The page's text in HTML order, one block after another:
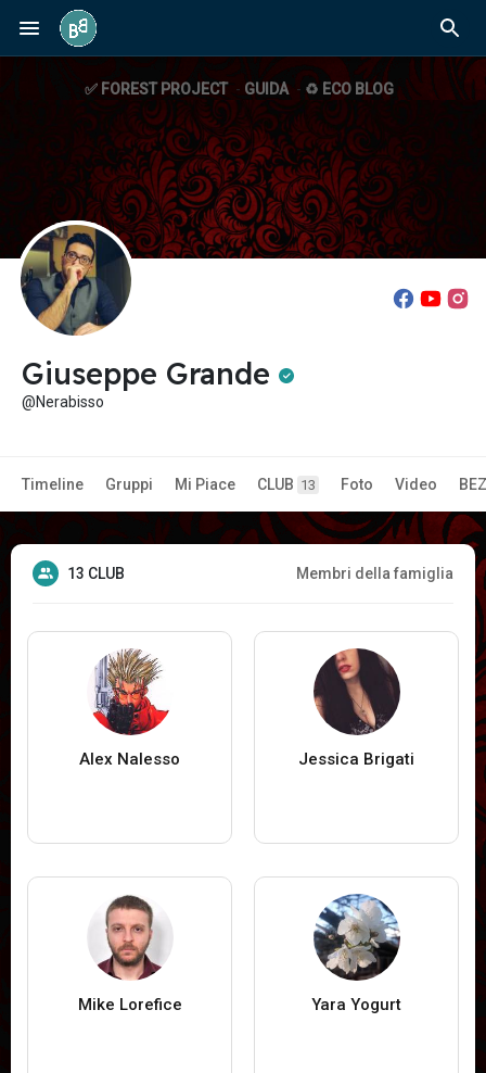
✅ FOREST PROJECT - GUIDA - ♻️ ECO BLOG
Giuseppe Grande
@Nerabisso
Timeline Gruppi Mi Piace CLUB 13 Foto Video BEZ
13 CLUB Membri della famiglia
Alex Nalesso Jessica Brigati
Mike Lorefice Yara Yogurt